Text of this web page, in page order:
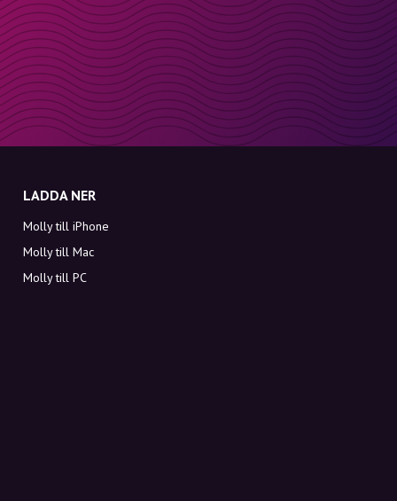
LADDA NER
Molly till iPhone
Molly till Mac
Molly till PC